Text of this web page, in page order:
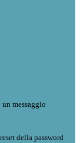
messaggio
della password